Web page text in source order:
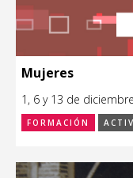
Mujeres
1, 6 y 13 de
FORMACIÓN